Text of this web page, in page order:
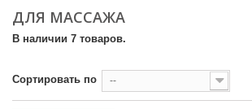
ДЛЯ МАССАЖА
В наличии 7 товаров.
Сортировать по --